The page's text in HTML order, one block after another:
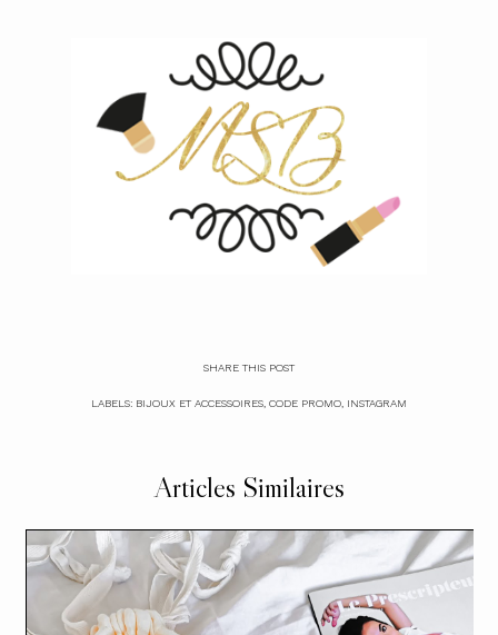
SHARE THIS POST
LABELS: BIJOUX ET ACCESSOIRES CODE PROMO INSTAGRAM
Articles Similaires